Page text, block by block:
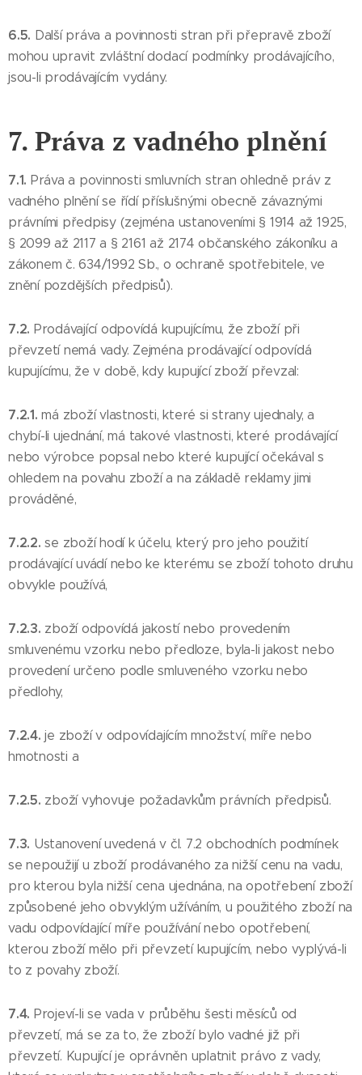
6.5. Další práva a povinnosti stran při přepravě zboží
mohou upravit zvláštní dodací podmínky prodávajícího,
jsou-li prodávajícím vydány.
7. Práva z vadného plnění
7.1. Práva a povinnosti smluvních stran ohledně práv z
vadného plnění se řídí příslušnými obecně závaznými
právními předpisy (zejména ustanoveními § 1914 až 1925,
§ 2099 až 2117 a § 2161 až 2174 občanského zákoníku a
zákonem č. 634/1992 Sb., o ochraně spotřebitele, ve
znění pozdějších předpisů).
7.2. Prodávající odpovídá kupujícímu, že zboží při
převzetí nemá vady. Zejména prodávající odpovídá
kupujícímu, že v době, kdy kupující zboží převzal:
7.2.1.má zboží vlastnosti, které si strany ujednaly, a
chybí-li ujednání, má takové vlastnosti, které prodávající
nebo výrobce popsal nebo které kupující očekával s
ohledem na povahu zboží a na základě reklamy jimi
prováděné,
7.2.2.se zboží hodí k účelu, který pro jeho použití
prodávající uvádí nebo ke kterému se zboží tohoto druhu
obvykle používá,
7.2.3. zboží odpovídá jakostí nebo provedením
smluvenému vzorku nebo předloze, byla-li jakost nebo
provedení určeno podle smluveného vzorku nebo
předlohy,
7.2.4.je zboží v odpovídajícím množství, míře nebo
hmotnosti a
7.2.5. zboží vyhovuje požadavkům právních předpisů.
7.3. Ustanovení uvedená v čl. 7.2 obchodních podmínek
se nepoužijí u zboží prodávaného za nižší cenu na vadu,
pro kterou byla nižší cena ujednána, na opotřebení zboží
způsobené jeho obvyklým užíváním, u použitého zboží na
vadu odpovídající míře používání nebo opotřebení,
kterou zboží mělo při převzetí kupujícím, nebo vyplývá-li
to z povahy zboží.
7.4. Projeví-li se vada v průběhu šesti měsíců od
převzetí, má se za to, že zboží bylo vadné již při
převzetí. Kupující je oprávněn uplatnit právo z vady,